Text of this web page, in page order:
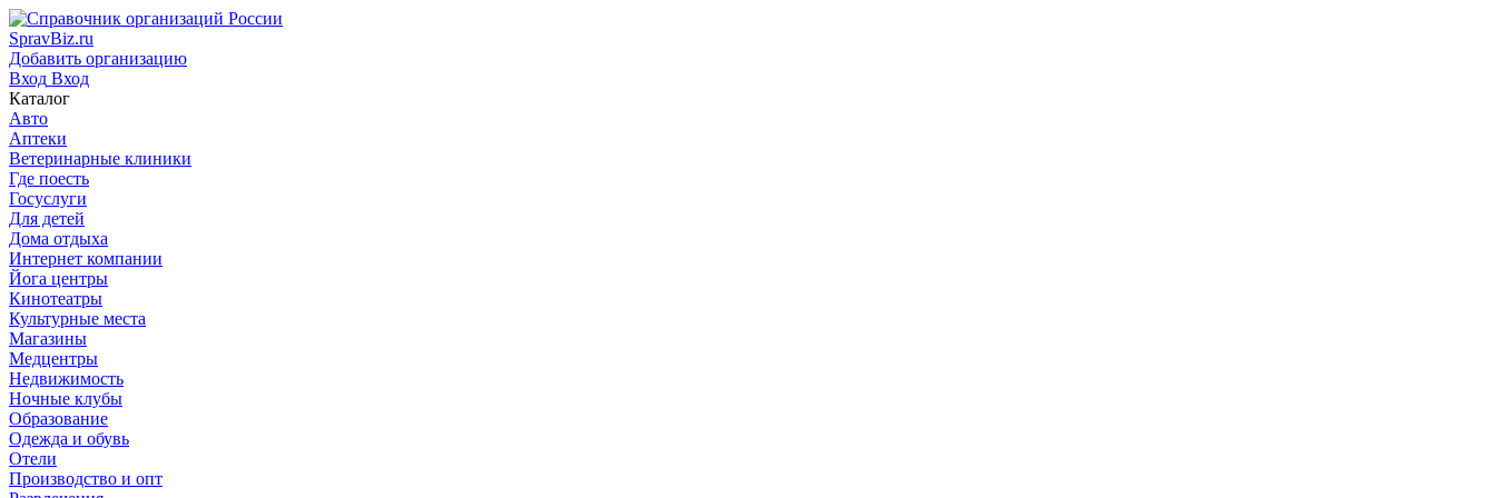
SpravBiz.ru
Добавить организацию
Вход Вход
Каталог
Авто
Аптеки
Ветеринарные клиники
Где поесть
Госуслуги
Для детей
Дома отдыха
Интернет компании
Йога центры
Кинотеатры
Культурные места
Магазины
Медцентры
Недвижимость
Ночные клубы
Образование
Одежда и обувь
Отели
Производство и опт